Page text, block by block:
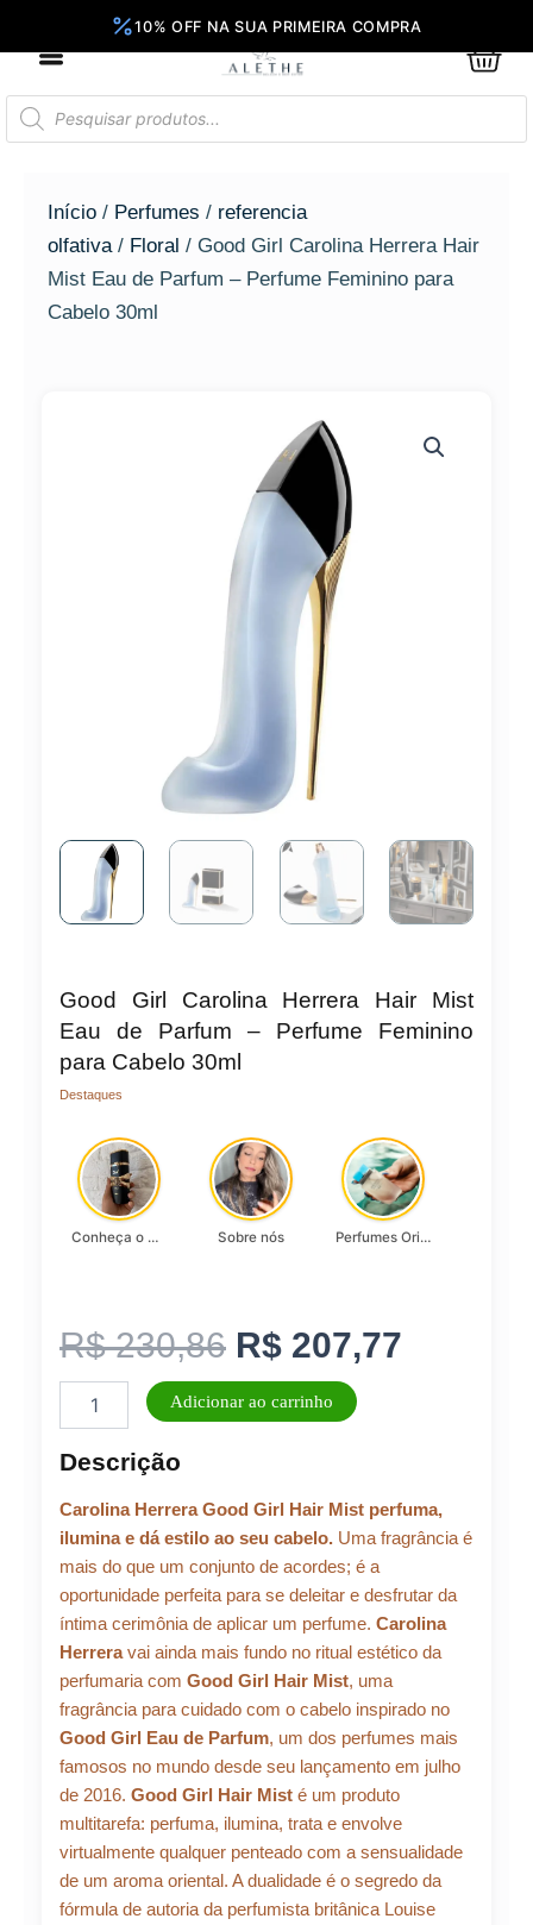
conteúdo
Pesquisar
produtos
Início / Perfumes / referencia
olfativa / Floral / Good Girl Carolina Herrera Hair
Mist Eau de Parfum – Perfume Feminino para
Cabelo 30ml
Good Girl Carolina Herrera Hair Mist
Eau de Parfum – Perfume Feminino
para Cabelo 30ml
Destaques
Conheça o Asad, da Lattafa… Sobre nós Perfumes Originais
R$230,86 O
preço
era:
R$ 230,86.
R$ 207,77
é:
Herrera
Mist
Eau
-
Perfume
Feminino
para
Cabelo
30ml
quantidade
Adicionar ao carrinho
Descrição
Carolina Herrera Good Girl Hair Mist perfuma,
ilumina e dá estilo ao seu cabelo. Uma fragrância é
mais do que um conjunto de acordes; é a
oportunidade perfeita para se deleitar e desfrutar da
íntima cerimônia de aplicar um perfume. Carolina
Herreravai ainda mais fundo no ritual estético da
perfumaria com Good Girl Hair Mist, uma
fragrância para cuidado com o cabelo inspirado no
Good Girl Eau de Parfum, um dos perfumes mais
famosos no mundo desde seu lançamento em julho
de 2016. Good Girl Hair Mist é um produto
multitarefa: perfuma, ilumina, trata e envolve
virtualmente qualquer penteado com a sensualidade
de um aroma oriental. A dualidade é o segredo da
fórmula de autoria da perfumista britânica Louise